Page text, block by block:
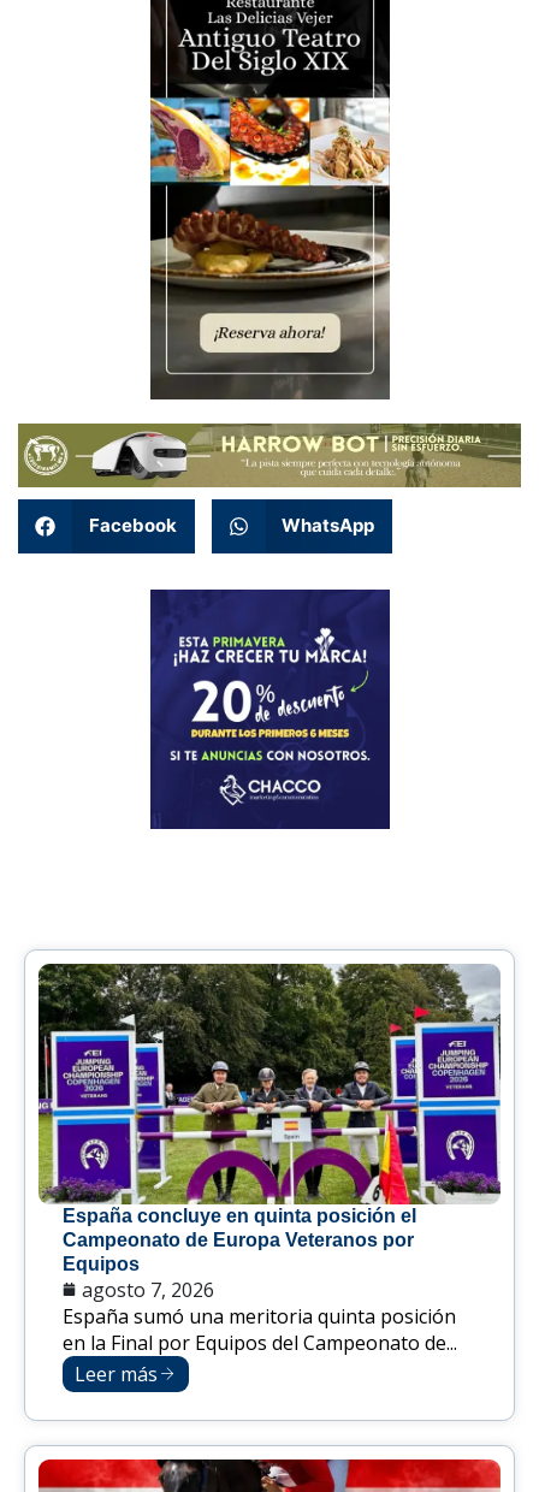
Facebook WhatsApp
España concluye en quinta posición el
Campeonato de Europa Veteranos por
Equipos
agosto 7, 2026
España sumó una meritoria quinta posición
en la Final por Equipos del Campeonato de...
Leer más